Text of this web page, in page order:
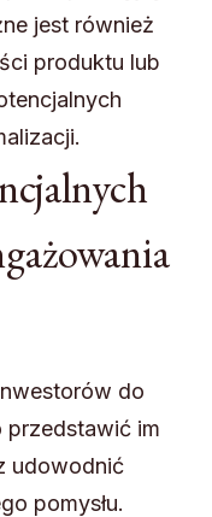
jest również
produktu lub
do
przedstawić im
udowodnić
pomysłu.